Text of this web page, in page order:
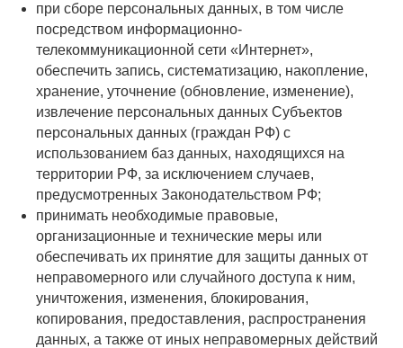
при сборе персональных данных, в том числе
посредством информационно-
телекоммуникационной сети «Интернет»,
обеспечить запись, систематизацию, накопление,
хранение, уточнение (обновление, изменение),
извлечение персональных данных Субъектов
персональных данных (граждан РФ) с
использованием баз данных, находящихся на
территории РФ, за исключением случаев,
предусмотренных Законодательством РФ;
принимать необходимые правовые,
организационные и технические меры или
обеспечивать их принятие для защиты данных от
неправомерного или случайного доступа к ним,
уничтожения, изменения, блокирования,
копирования, предоставления, распространения
данных, а также от иных неправомерных действий